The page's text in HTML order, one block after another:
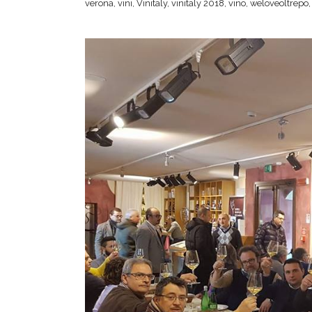
verona, vini, Vinitaly, vinitaly 2018, vino, weloveoltrepo,